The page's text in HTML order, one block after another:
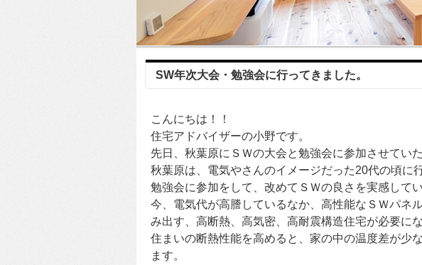
SW年次大会・勉強会に行ってきました。
こんにちは！！
住宅アドバイザーの小野です。
先日、秋葉原にＳＷの大会と勉強会に参加させてい
秋葉原は、電気やさんのイメージだった20代の頃に
勉強会に参加をして、改めてＳＷの良さを実感してい
今、電気代が高謄しているなか、高性能なＳＷパネ
み出す、高断熱、高気密、高耐震構造住宅が必要にな
住まいの断熱性能を高めると、家の中の温度差が少
ます。